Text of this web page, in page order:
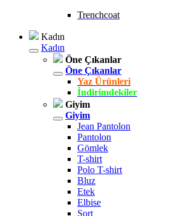
Trenchcoat
Kadın
Kadın
Öne Çıkanlar
Öne Çıkanlar
Yaz Ürünleri
İndirimdekiler
Giyim
Giyim
Jean Pantolon
Pantolon
Gömlek
T-shirt
Polo T-shirt
Bluz
Etek
Elbise
Şort